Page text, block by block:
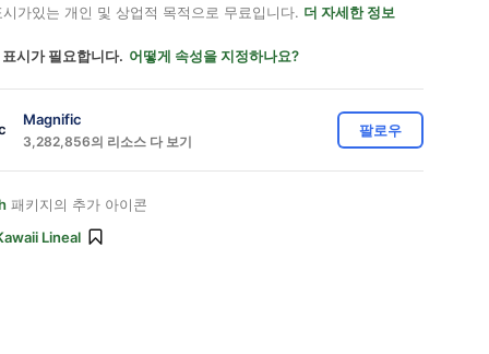
가있는 개인 및 상업적 목적으로 무료입니다. 더 자세한 정보
시가 필요합니다. 어떻게 속성을 지정하나요?
Magnific
3,282,856의 리소스 다 보기
팔로우
패키지의 추가 아이콘
Lineal